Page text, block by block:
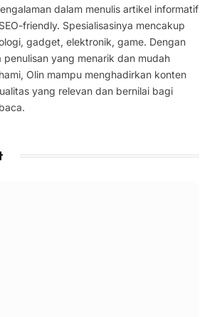
dalam menulis artikel informatif
friendly. Spesialisasinya mencakup
gadget, elektronik, game. Dengan
penulisan yang menarik dan mudah
Olin mampu menghadirkan konten
yang relevan dan bernilai bagi